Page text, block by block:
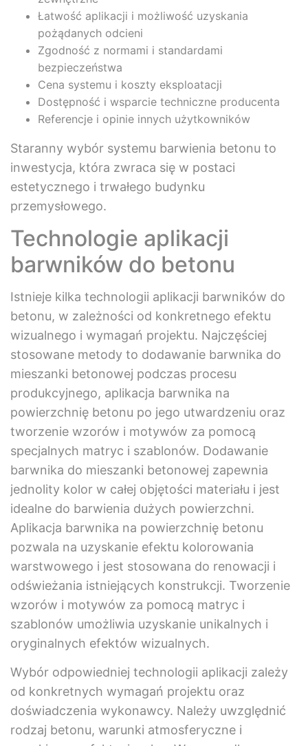
Łatwość aplikacji i możliwość uzyskania
pożądanych odcieni
Zgodność z normami i standardami
bezpieczeństwa
Cena systemu i koszty eksploatacji
Dostępność i wsparcie techniczne producenta
Referencje i opinie innych użytkowników
Staranny wybór systemu barwienia betonu to
inwestycja, która zwraca się w postaci
estetycznego i trwałego budynku
przemysłowego.
Technologie aplikacji
barwników do betonu
Istnieje kilka technologii aplikacji barwników do
betonu, w zależności od konkretnego efektu
wizualnego i wymagań projektu. Najczęściej
stosowane metody to dodawanie barwnika do
mieszanki betonowej podczas procesu
produkcyjnego, aplikacja barwnika na
powierzchnię betonu po jego utwardzeniu oraz
tworzenie wzorów i motywów za pomocą
specjalnych matryc i szablonów. Dodawanie
barwnika do mieszanki betonowej zapewnia
jednolity kolor w całej objętości materiału i jest
idealne do barwienia dużych powierzchni.
Aplikacja barwnika na powierzchnię betonu
pozwala na uzyskanie efektu kolorowania
warstwowego i jest stosowana do renowacji i
odświeżania istniejących konstrukcji. Tworzenie
wzorów i motywów za pomocą matryc i
szablonów umożliwia uzyskanie unikalnych i
oryginalnych efektów wizualnych.
Wybór odpowiedniej technologii aplikacji zależy
od konkretnych wymagań projektu oraz
doświadczenia wykonawcy. Należy uwzględnić
rodzaj betonu, warunki atmosferyczne i